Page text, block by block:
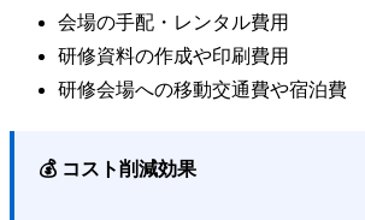
会場の手配・レンタル費用
研修資料の作成や印刷費用
研修会場への移動交通費や宿泊費
💰 コスト削減効果